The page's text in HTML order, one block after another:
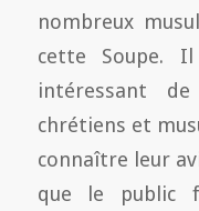
nombreux
cette Soupe.
intéressant
chrétiens et
connaître leur
que le public